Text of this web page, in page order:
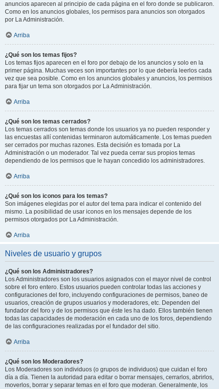
anuncios aparecen al principio de cada página en el foro donde se publicaron.
Como en los anuncios globales, los permisos para anuncios son otorgados
por La Administración.
Arriba
¿Qué son los temas fijos?
Los temas fijos aparecen en el foro por debajo de los anuncios y solo en la
primer página. Muchas veces son importantes por lo que debería leerlos cada
vez que sea posible. Como en los anuncios globales y anuncios, los permisos
para fijar un tema son otorgados por La Administración.
Arriba
¿Qué son los temas cerrados?
Los temas cerrados son temas donde los usuarios ya no pueden responder y
las encuestas allí contenidas terminaron automáticamente. Los temas pueden
ser cerrados por muchas razones. Esta decisión es tomada por La
Administración o un moderador. Tal vez pueda cerrar sus propios temas
dependiendo de los permisos que le hayan concedido los administradores.
Arriba
¿Qué son los iconos para los temas?
Son imágenes elegidas por el autor del tema para indicar el contenido del
mismo. La posibilidad de usar iconos en los mensajes depende de los
permisos otorgados por La Administración.
Arriba
Niveles de usuario y grupos
¿Qué son los Administradores?
Los Administradores son los usuarios asignados con el mayor nivel de control
sobre el foro entero. Estos usuarios pueden controlar todas las acciones y
configuraciones del foro, incluyendo configuraciones de permisos, baneo de
usuarios, creación de grupos usuarios y moderadores, etc. Dependen del
fundador del foro y de los permisos que éste les ha dado. Ellos también tienen
todas las capacidades de moderación en cada uno de los foros, dependiendo
de las configuraciones realizadas por el fundador del sitio.
Arriba
¿Qué son los Moderadores?
Los Moderadores son individuos (o grupos de individuos) que cuidan el foro
día a día. Tienen la autoridad para editar o borrar mensajes, cerrarlos, abrirlos,
moverlos, borrar y separar temas en el foro que moderan. Generalmente, los